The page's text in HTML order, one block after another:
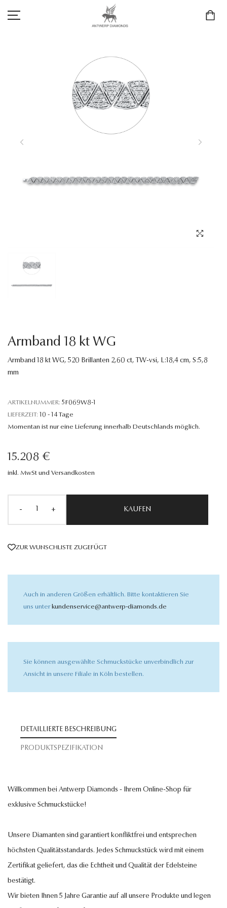
LIEBE & VERLOBUNG
ANTWERP DIAMONDS LUXURY COLLECTION
Armband 18 kt WG
Armband 18 kt WG, 520 Brillanten 2,60 ct, TW-vsi, L:18,4 cm, S:5,8
mm
ARTIKELNUMMER: 5F069W8-1
LIEFERZEIT: 10 - 14 Tage
Momentan ist nur eine Lieferung innerhalb Deutschlands möglich.
15.208 €
inkl. MwSt und Versandkosten
- + KAUFEN
ZUR WUNSCHLISTE ZUGEFÜGT
Auch in anderen Größen erhältlich. Bitte kontaktieren Sie
uns unter kundenservice@antwerp-diamonds.de
Sie können ausgewählte Schmuckstücke unverbindlich zur
Ansicht in unsere Filiale in Köln bestellen.
DETAILLIERTE BESCHREIBUNG
PRODUKTSPEZIFIKATION
Willkommen bei Antwerp Diamonds - Ihrem Online-Shop für
exklusive Schmuckstücke!
Unsere Diamanten sind garantiert konfliktfrei und entsprechen
höchsten Qualitätsstandards. Jedes Schmuckstück wird mit einem
Zertifikat geliefert, das die Echtheit und Qualität der Edelsteine
bestätigt.
Wir bieten Ihnen 5 Jahre Garantie auf all unsere Produkte und legen